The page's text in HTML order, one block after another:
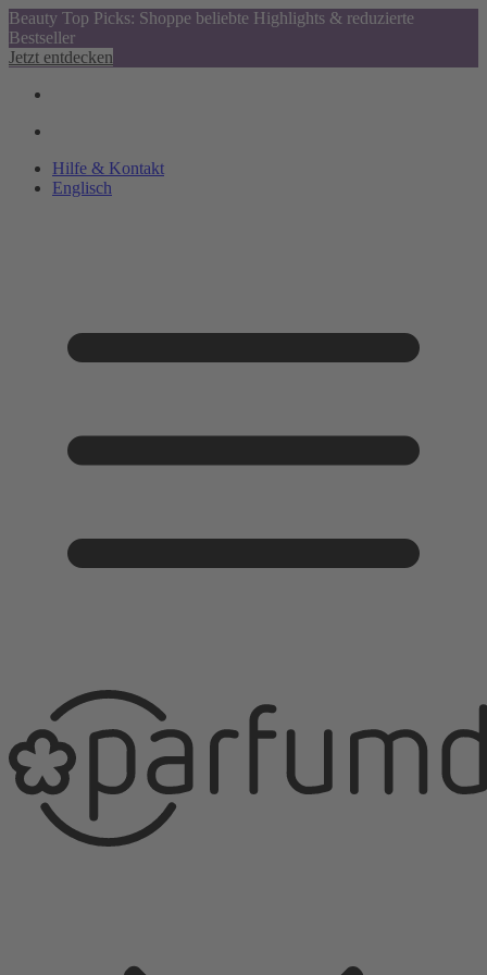
Beauty Top Picks: Shoppe beliebte Highlights & reduzierte
Bestseller
Jetzt entdecken
Hilfe & Kontakt
Englisch